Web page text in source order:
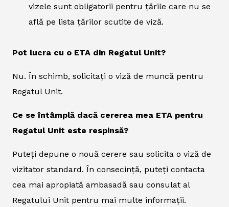
vizele sunt obligatorii pentru țările care nu se
află pe lista țărilor scutite de viză.
Pot lucra cu o ETA din Regatul Unit?
Nu. În schimb, solicitați o viză de muncă pentru
Regatul Unit.
Ce se întâmplă dacă cererea mea ETA pentru
Regatul Unit este respinsă?
Puteți depune o nouă cerere sau solicita o viză de
vizitator standard. În consecință, puteți contacta
cea mai apropiată ambasadă sau consulat al
Regatului Unit pentru mai multe informații.